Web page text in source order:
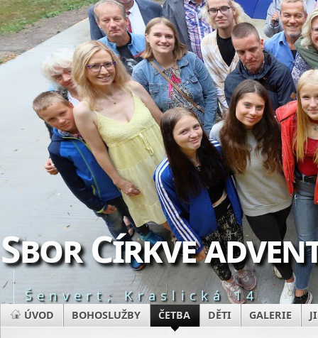
Sbor Církve
Šenvert, Kraslická 14
ÚVOD BOHOSLUŽBY ČETBA DĚTI GALERIE